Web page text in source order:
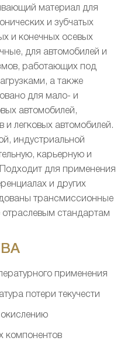
материал для
и зубчатых
и конечных осевых
для автомобилей и
работающих под
а также
для мало- и
автомобилей,
и легковых автомобилей.
индустриальной
карьерную и
для применения
и других
трансмиссионные
стандартам
применения
потери текучести
компонентов